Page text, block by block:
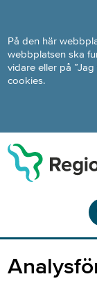
På den här
webbplatsen ska
vidare eller på
cookies.